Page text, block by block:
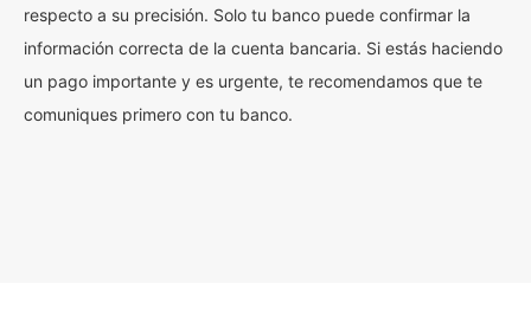
respecto a su precisión. Solo tu banco puede confirmar la
información correcta de la cuenta bancaria. Si estás haciendo
un pago importante y es urgente, te recomendamos que te
comuniques primero con tu banco.